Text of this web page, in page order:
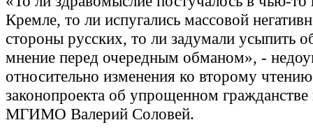
Кремле, то ли испугались массовой
стороны русских, то ли задумали усыпить
мнение перед очередным обманом», -
относительно изменения ко второму чтению
законопроекта об упрощенном
МГИМО Валерий Соловей.